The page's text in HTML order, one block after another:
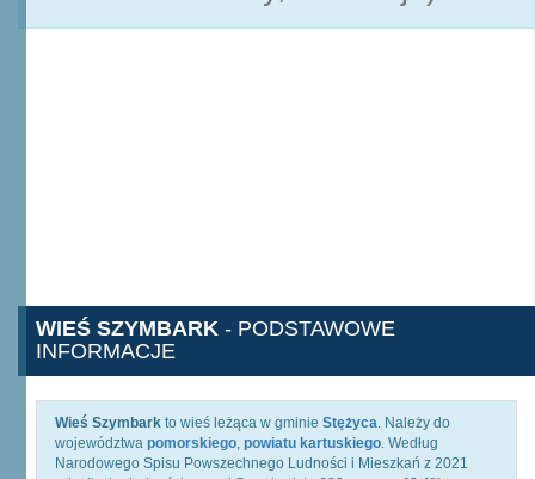
WIEŚ SZYMBARK - PODSTAWOWE
INFORMACJE
Wieś Szymbark to wieś leżąca w gminie Stężyca. Należy do
województwa pomorskiego, powiatu kartuskiego. Według
Narodowego Spisu Powszechnego Ludności i Mieszkań z 2021